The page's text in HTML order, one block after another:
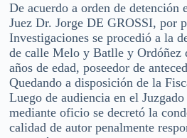
De acuerdo a orden de detención
Juez Dr. Jorge DE GROSSI, por
Investigaciones se procedió a la
de calle Melo y Batlle y Ordóñez
años de edad, poseedor de
Quedando a disposición de la
Luego de audiencia en el
mediante oficio se decretó la
calidad de autor penalmente